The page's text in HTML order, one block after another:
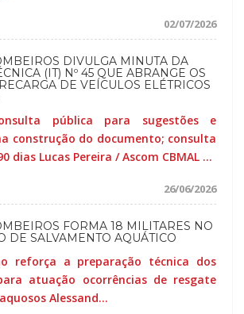
02/07/2026
DIVULGA MINUTA DA
(IT) Nº 45 QUE ABRANGE OS
DE VEÍCULOS ELÉTRICOS
pública para sugestões e
construção do documento; consulta
dias Lucas Pereira / Ascom CBMAL ...
26/06/2026
FORMA 18 MILITARES NO
DE SALVAMENTO AQUÁTICO
reforça a preparação técnica dos
atuação ocorrências de resgate
Alessand...